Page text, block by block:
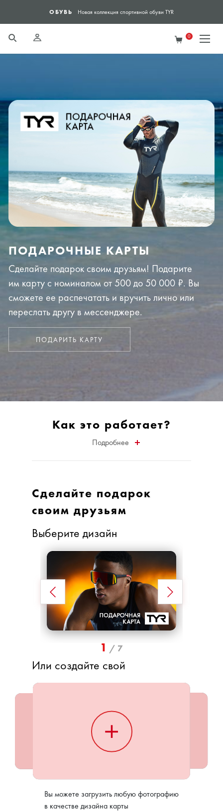
ОБУВЬ Новая коллекция спортивной обуви TYR
0
ПОДАРОЧНЫЕ КАРТЫ
Сделайте подарок своим друзьям! Подарите
им карту с номиналом от 500 до 50 000 ₽. Вы
сможете ее распечатать и вручить лично или
переслать другу в мессенджере.
ПОДАРИТЬ КАРТУ
Как это работает?
Подробнее
Сделайте подарок
своим друзьям
Выберите дизайн
1 / 7
Или создайте свой
Вы можете загрузить любую фотографию
в качестве дизайна карты